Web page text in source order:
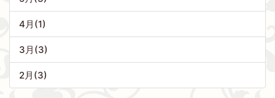
4月(1)
3月(3)
2月(3)